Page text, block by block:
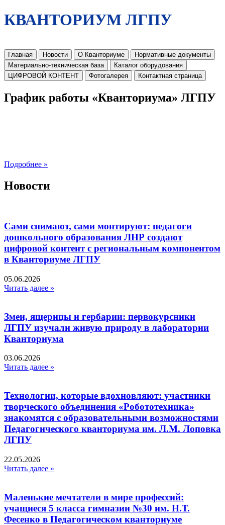
КВАНТОРИУМ ЛГПУ
Главная Новости О Кванториуме
Нормативные документы
Материально-техническая база
Каталог оборудования
ЦИФРОВОЙ КОНТЕНТ
Фотогалерея Контактная страница
График работы «Кванториума» ЛГПУ
Подробнее »
Новости
Сами снимают, сами монтируют: педагоги
дошкольного образования ЛНР создают
цифровой контент с региональным компонентом
в Кванториуме ЛГПУ​
05.06.2026
Читать далее »
Змеи, ящерицы и гербарии: первокурсники
ЛГПУ изучали живую природу в лаборатории
Кванториума
03.06.2026
Читать далее »
Технологии, которые вдохновляют: участники
творческого объединения «Робототехника»
знакомятся с образовательными возможностями
Педагогического кванториума им. Л.М. Лоповка
ЛГПУ
22.05.2026
Читать далее »
Маленькие мечтатели в мире профессий:
учащиеся 5 класса гимназии №30 им. Н.Т.
Фесенко в Педагогическом кванториуме